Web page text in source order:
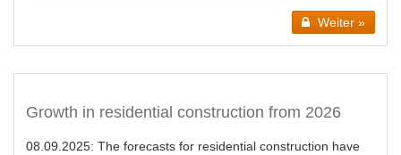
Weiter »
Growth in residential construction from 2026
08.09.2025: The forecasts for residential construction have